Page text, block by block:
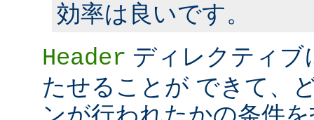
効率は良いです。
Header ディレクティブ
たせることが できて、
ンが行われたかの条件